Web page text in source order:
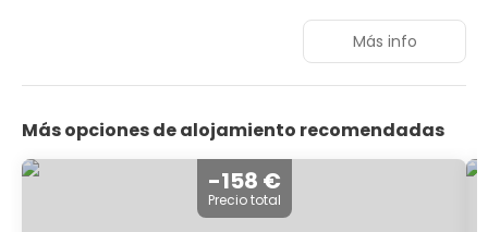
Con jardín donde descansar y comodidades como
conexión a Internet wifi gratis y una televisión en la zona
152 habitaciones con aire acondicionado, minibar y
televisión de pantalla plana. La conexión wifi gratis te
mantendrá en contacto con los tuyos. Además, podrás
Más info
Más opciones de alojamiento recomendadas
-158 €
Precio total